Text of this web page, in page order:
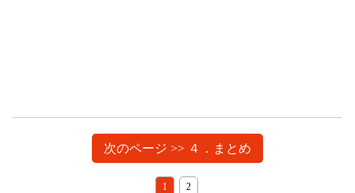
次のページ >> ４．まとめ
1 2